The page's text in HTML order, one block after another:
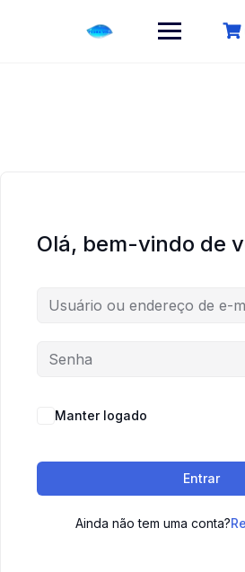
Olá, bem-vindo de
Manter logado
Entrar
Ainda não tem uma conta?